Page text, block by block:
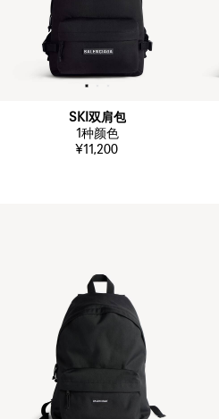
SKI双肩包
1种颜色
¥11,200